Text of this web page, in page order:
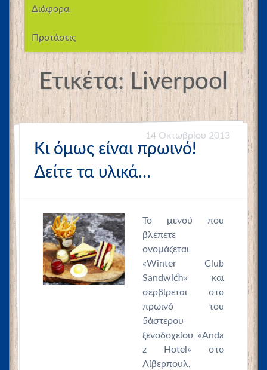
Διάφορα
Προτάσεις
Ετικέτα:Liverpool
14 Οκτωβρίου 2013
Κι όμως είναι πρωινό!
Δείτε τα υλικά…
Το μενού που
βλέπετε
ονομάζεται
«Winter Club
Sandwich» και
σερβίρεται στο
πρωινό του
5άστερου
ξενοδοχείου «Anda
z Ηotel» στο
Λίβερπουλ,